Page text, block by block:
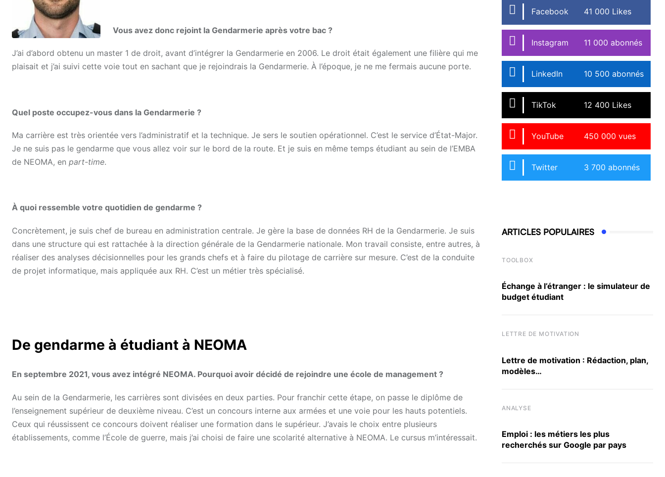
Vous avez donc rejoint la Gendarmerie après votre bac ?
J’ai d’abord obtenu un master 1 de droit, avant d’intégrer la Gendarmerie en 2006. Le droit était également une filière qui me
plaisait et j’ai suivi cette voie tout en sachant que je rejoindrais la Gendarmerie. À l’époque, je ne me fermais aucune porte.
Quel poste occupez-vous dans la Gendarmerie ?
Ma carrière est très orientée vers l’administratif et la technique. Je sers le soutien opérationnel. C’est le service d’État-Major.
Je ne suis pas le gendarme que vous allez voir sur le bord de la route. Et je suis en même temps étudiant au sein de l’EMBA
de NEOMA, en part-time.
À quoi ressemble votre quotidien de gendarme ?
Concrètement, je suis chef de bureau en administration centrale. Je gère la base de données RH de la Gendarmerie. Je suis
dans une structure qui est rattachée à la direction générale de la Gendarmerie nationale. Mon travail consiste, entre autres, à
réaliser des analyses décisionnelles pour les grands chefs et à faire du pilotage de carrière sur mesure. C’est de la conduite
de projet informatique, mais appliquée aux RH. C’est un métier très spécialisé.
De gendarme à étudiant à NEOMA
En septembre 2021, vous avez intégré NEOMA. Pourquoi avoir décidé de rejoindre une école de management ?
Au sein de la Gendarmerie, les carrières sont divisées en deux parties. Pour franchir cette étape, on passe le diplôme de
l’enseignement supérieur de deuxième niveau. C’est un concours interne aux armées et une voie pour les hauts potentiels.
Ceux qui réussissent ce concours doivent réaliser une formation dans le supérieur. J’avais le choix entre plusieurs
établissements, comme l’École de guerre, mais j’ai choisi de faire une scolarité alternative à NEOMA. Le cursus m’intéressait.
Facebook 41 000 Likes
Instagram 11 000 abonnés
LinkedIn 10 500 abonnés
TikTok 12 400 Likes
YouTube 450 000 vues
Twitter 3 700 abonnés
ARTICLES POPULAIRES
TOOLBOX
Échange à l’étranger : le simulateur de
budget étudiant
LETTRE DE MOTIVATION
Lettre de motivation : Rédaction, plan,
modèles…
ANALYSE
Emploi : les métiers les plus
recherchés sur Google par pays